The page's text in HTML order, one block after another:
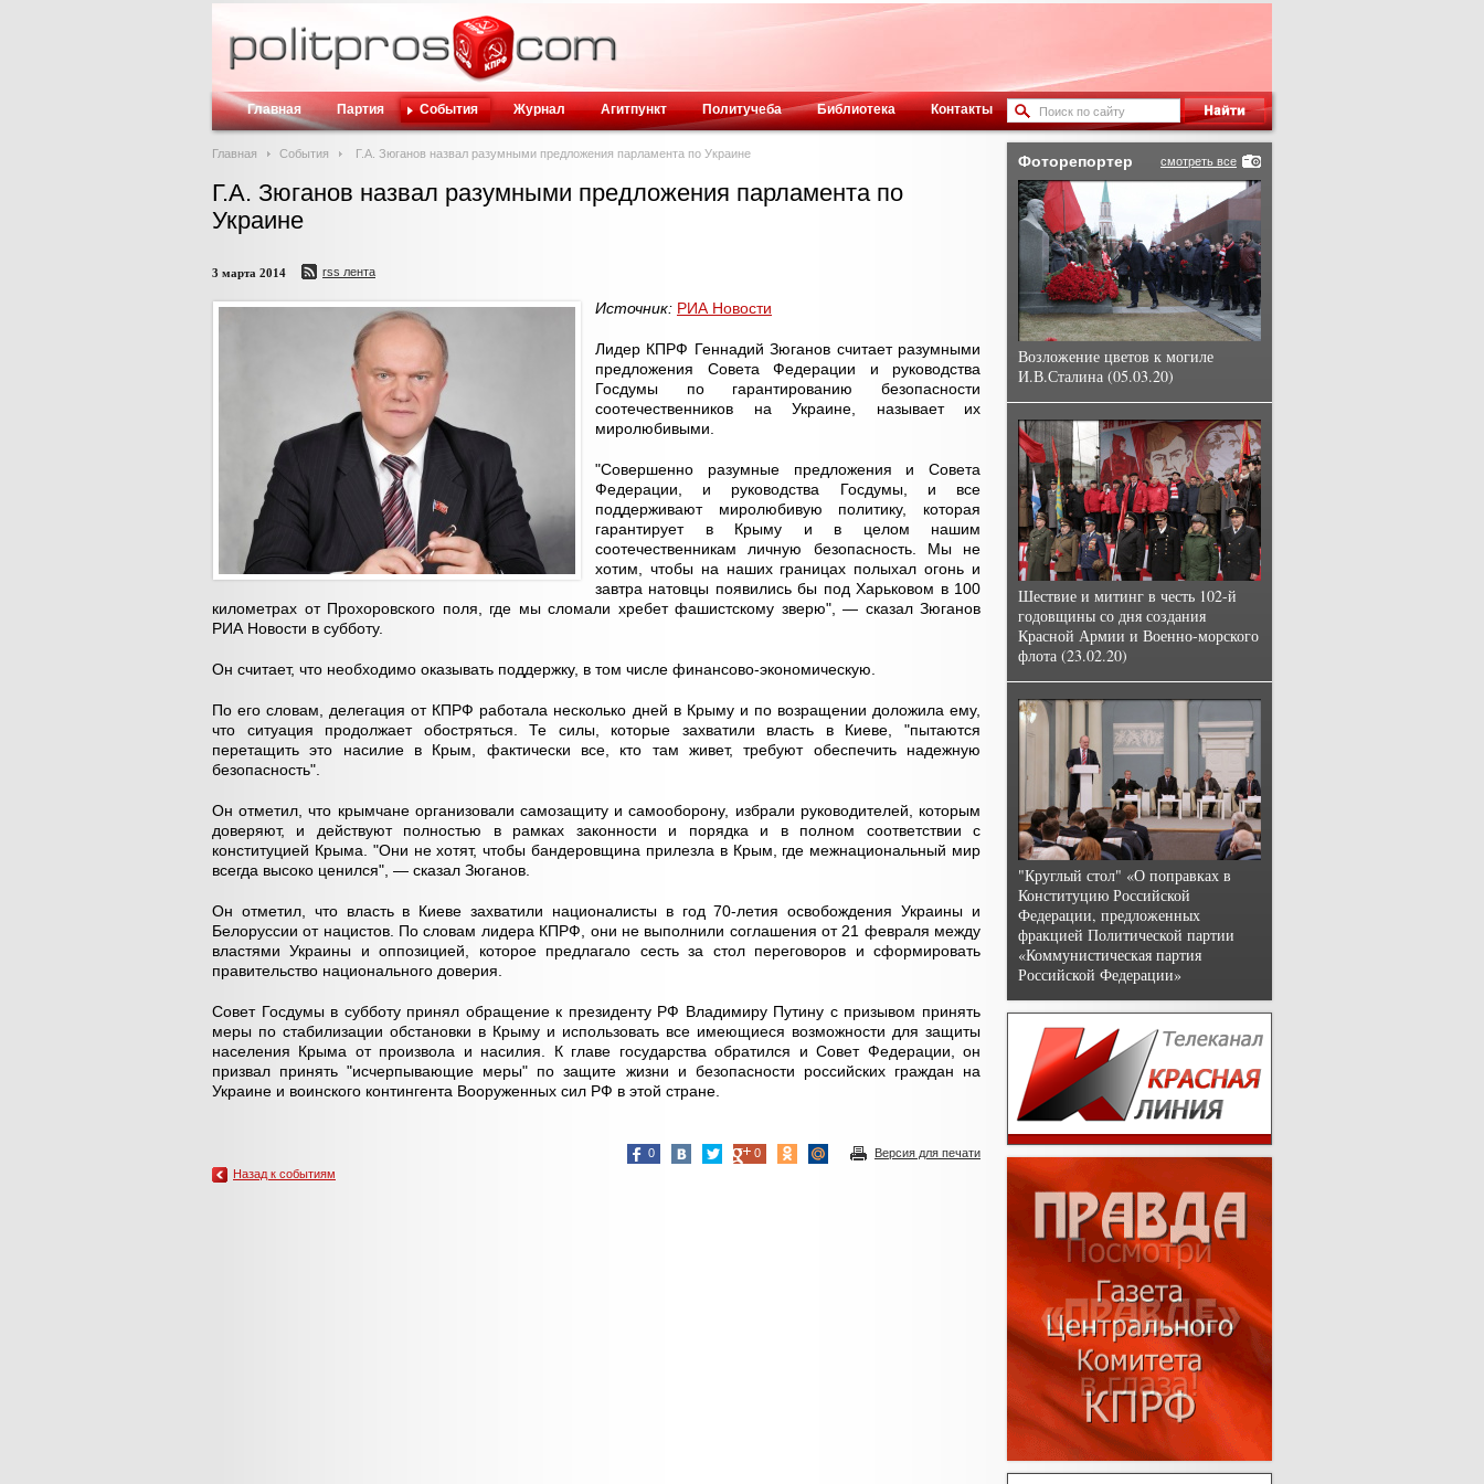
Главная Партия События Журнал Агитпункт Политучеба Библиотека Контакты
Главная События Г.А. Зюганов назвал разумными предложения парламента по Украине
Г.А. Зюганов назвал разумными предложения парламента по
Украине
3 марта 2014 rss лента
Источник: РИА Новости
Лидер КПРФ Геннадий Зюганов считает разумными
предложения Совета Федерации и руководства
Госдумы по гарантированию безопасности
соотечественников на Украине, называет их
миролюбивыми.
"Совершенно разумные предложения и Совета
Федерации, и руководства Госдумы, и все
поддерживают миролюбивую политику, которая
гарантирует в Крыму и в целом нашим
соотечественникам личную безопасность. Мы не
хотим, чтобы на наших границах полыхал огонь и
завтра натовцы появились бы под Харьковом в 100
километрах от Прохоровского поля, где мы сломали хребет фашистскому зверю", — сказал Зюганов
РИА Новости в субботу.
Он считает, что необходимо оказывать поддержку, в том числе финансово-экономическую.
По его словам, делегация от КПРФ работала несколько дней в Крыму и по возращении доложила ему,
что ситуация продолжает обостряться. Те силы, которые захватили власть в Киеве, "пытаются
перетащить это насилие в Крым, фактически все, кто там живет, требуют обеспечить надежную
безопасность".
Он отметил, что крымчане организовали самозащиту и самооборону, избрали руководителей, которым
доверяют, и действуют полностью в рамках законности и порядка и в полном соответствии с
конституцией Крыма. "Они не хотят, чтобы бандеровщина прилезла в Крым, где межнациональный мир
всегда высоко ценился", — сказал Зюганов.
Он отметил, что власть в Киеве захватили националисты в год 70-летия освобождения Украины и
Белоруссии от нацистов. По словам лидера КПРФ, они не выполнили соглашения от 21 февраля между
властями Украины и оппозицией, которое предлагало сесть за стол переговоров и сформировать
правительство национального доверия.
Совет Госдумы в субботу принял обращение к президенту РФ Владимиру Путину с призывом принять
меры по стабилизации обстановки в Крыму и использовать все имеющиеся возможности для защиты
населения Крыма от произвола и насилия. К главе государства обратился и Совет Федерации, он
призвал принять "исчерпывающие меры" по защите жизни и безопасности российских граждан на
Украине и воинского контингента Вооруженных сил РФ в этой стране.
Версия для печати
0
0
Назад к событиям
смотреть все
Фоторепортер
Возложение цветов к могиле
И.В.Сталина (05.03.20)
Шествие и митинг в честь 102-й
годовщины со дня создания
Красной Армии и Военно-морского
флота (23.02.20)
"Круглый стол" «О поправках в
Конституцию Российской
Федерации, предложенных
фракцией Политической партии
«Коммунистическая партия
Российской Федерации»